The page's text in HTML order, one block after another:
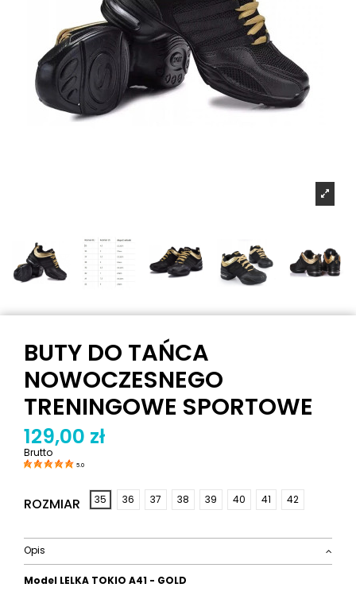
BUTY DO TAŃCA
NOWOCZESNEGO
TRENINGOWE SPORTOWE
129,00 zł
Brutto
5.0
ROZMIAR 35 36 37 38 39 40 41 42
Opis
Model LELKA TOKIO A41 - GOLD